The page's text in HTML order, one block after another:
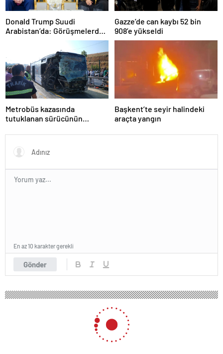
Donald Trump Suudi
Arabistan’da: Görüşmelerde
Gazze’de can kaybı 52 bin
908’e yükseldi
Metrobüs kazasında
tutuklanan sürücünün
Başkent’te seyir halindeki
araçta yangın
Gönder
En az 10 karakter gerekli